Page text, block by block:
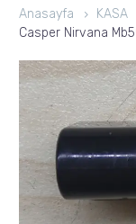
Anasayfa
KASA
Casper Nirvana